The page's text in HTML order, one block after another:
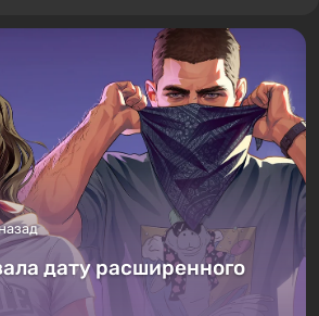
дату расширенного